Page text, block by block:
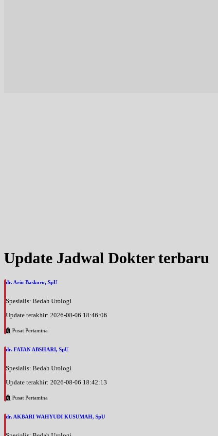
Jam 08:00 - 09:30
EKSEKUTIF
Selasa, 25/08/2026
BPJS
Jam 18:30 - 20:00
Jam 08:00 - 09:30
Kamis, 27/08/2026
BPJS
Jumat, 28/08/2026
Update Jadwal Dokter terbaru
dr. Ario Baskoro, SpU
Spesialis: Bedah Urologi
Update terakhir: 2026-08-06 18:46:06
Pusat Pertamina
dr. FATAN ABSHARI, SpU
Spesialis: Bedah Urologi
Update terakhir: 2026-08-06 18:42:13
Pusat Pertamina
dr. AKBARI WAHYUDI KUSUMAH, SpU